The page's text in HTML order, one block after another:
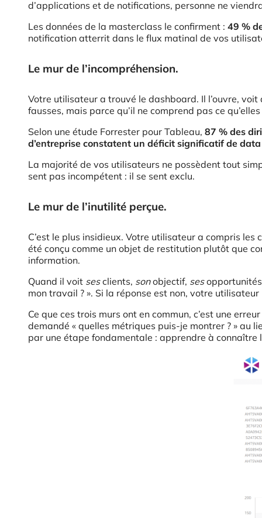
d’applications et de notifications, personne ne
Les données de la masterclass le confirment : 49 %
notification atterrit dans le flux matinal de vos
Le mur de l’incompréhension.
Votre utilisateur a trouvé le dashboard. Il l’ouvre,
fausses, mais parce qu’il ne comprend pas ce
Selon une étude Forrester pour Tableau, 87 % des
d’entreprise constatent un déficit significatif de
La majorité de vos utilisateurs ne possèdent tout
sent pas incompétent : il se sent exclu.
Le mur de l’inutilité perçue.
C’est le plus insidieux. Votre utilisateur a compris
été conçu comme un objet de restitution plutôt que
information.
Quand il voit sesclients, sonobjectif, sesopportunités
mon travail ? ». Si la réponse est non, votre
Ce que ces trois murs ont en commun, c’est une
demandé « quelles métriques puis-je montrer ? » au
par une étape fondamentale : apprendre à connaître